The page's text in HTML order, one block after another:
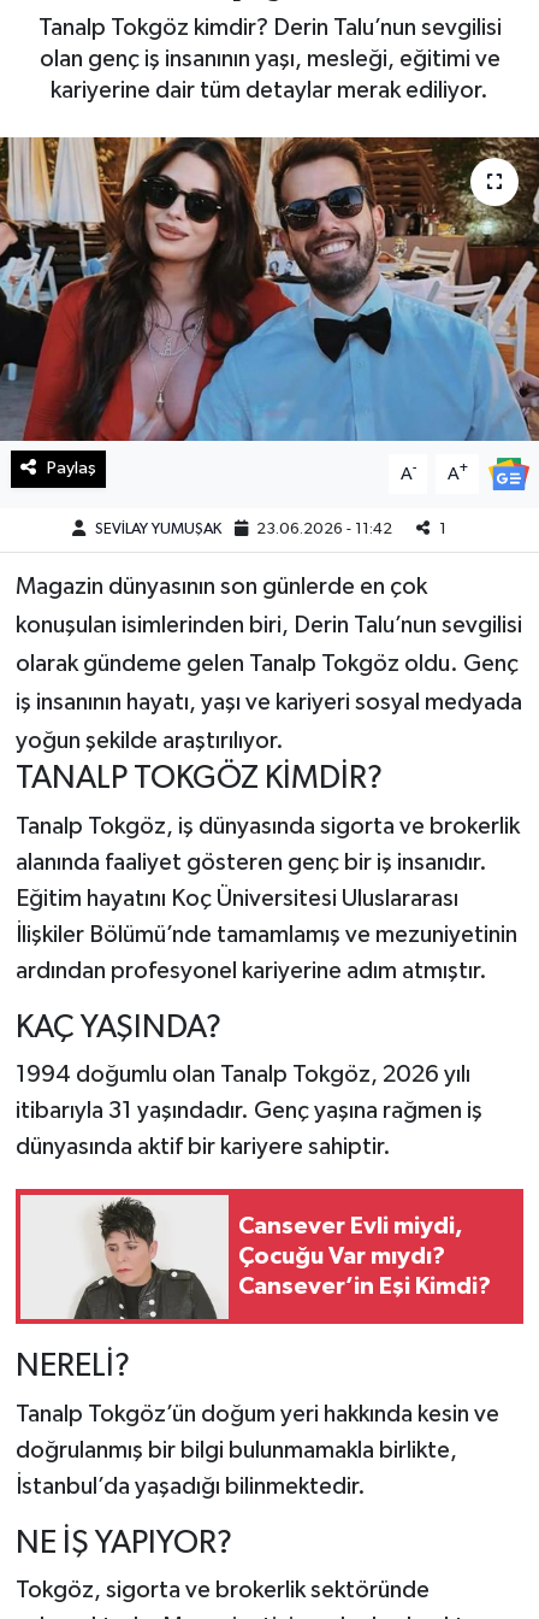
Tanalp Tokgöz kimdir? Derin Talu’nun sevgilisi
olan genç iş insanının yaşı, mesleği, eğitimi ve
kariyerine dair tüm detaylar merak ediliyor.
Paylaş A- A+
SEVİLAY YUMUŞAK 23.06.2026 - 11:42 1
Magazin dünyasının son günlerde en çok
konuşulan isimlerinden biri, Derin Talu’nun sevgilisi
olarak gündeme gelen Tanalp Tokgöz oldu. Genç
iş insanının hayatı, yaşı ve kariyeri sosyal medyada
yoğun şekilde araştırılıyor.
TANALP TOKGÖZ KİMDİR?
Tanalp Tokgöz, iş dünyasında sigorta ve brokerlik
alanında faaliyet gösteren genç bir iş insanıdır.
Eğitim hayatını Koç Üniversitesi Uluslararası
İlişkiler Bölümü’nde tamamlamış ve mezuniyetinin
ardından profesyonel kariyerine adım atmıştır.
KAÇ YAŞINDA?
1994 doğumlu olan Tanalp Tokgöz, 2026 yılı
itibarıyla 31 yaşındadır. Genç yaşına rağmen iş
dünyasında aktif bir kariyere sahiptir.
Cansever Evli miydi,
Çocuğu Var mıydı?
Cansever’in Eşi Kimdi?
NERELİ?
Tanalp Tokgöz’ün doğum yeri hakkında kesin ve
doğrulanmış bir bilgi bulunmamakla birlikte,
İstanbul’da yaşadığı bilinmektedir.
NE İŞ YAPIYOR?
Tokgöz, sigorta ve brokerlik sektöründe
Haberde İnsan
Kültür Sanat
Magazin
Manşet Altı
Manşetler
Resmi İlan
Sağlık
Spor
SürManşet
Teknoloji
Yaşam
KAHRAMANMARAŞ